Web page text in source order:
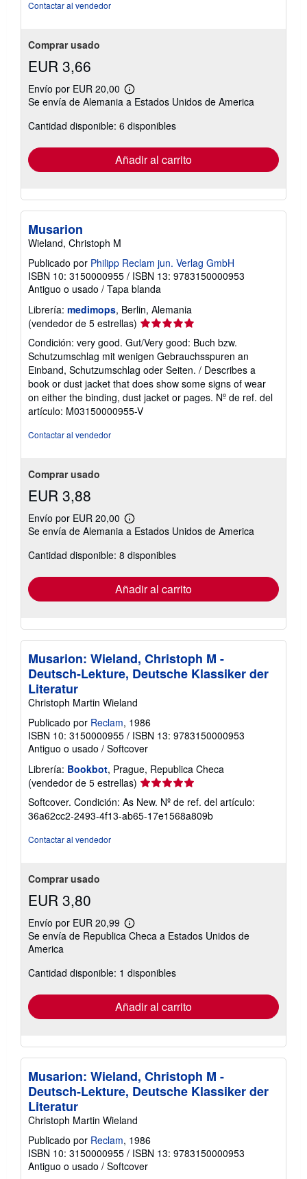
Contactar al vendedor
Comprar usado
EUR 3,66
Envío por EUR 20,00
Más
información
las
tarifas
envío
Se envía de Alemania a Estados Unidos de America
Cantidad disponible: 6 disponibles
Añadir al carrito
Musarion
Wieland, Christoph M
Publicado por Philipp Reclam jun. Verlag GmbH
ISBN 10: 3150000955 / ISBN 13: 9783150000953
Antiguo o usado / Tapa blanda
Librería: medimops, Berlin, Alemania
(vendedor de 5 estrellas) Calificación
del
vendedor:
5
de
5
estrellas
Condición: very good. Gut/Very good: Buch bzw.
Schutzumschlag mit wenigen Gebrauchsspuren an
Einband, Schutzumschlag oder Seiten. / Describes a
book or dust jacket that does show some signs of wear
on either the binding, dust jacket or pages. Nº de ref. del
artículo: M03150000955-V
Contactar al vendedor
Comprar usado
EUR 3,88
Envío por EUR 20,00
Más
información
las
tarifas
envío
Se envía de Alemania a Estados Unidos de America
Cantidad disponible: 8 disponibles
Añadir al carrito
Musarion: Wieland, Christoph M -
Deutsch-Lekture, Deutsche Klassiker der
Literatur
Christoph Martin Wieland
Publicado por Reclam, 1986
ISBN 10: 3150000955 / ISBN 13: 9783150000953
Antiguo o usado / Softcover
Librería: Bookbot, Prague, Republica Checa
(vendedor de 5 estrellas) Calificación
del
vendedor:
5
Softcover. Condición: As New. Nº de ref. del artículo:
36a62cc2-2493-4f13-ab65-17e1568a809b
Contactar al vendedor
Comprar usado
EUR 3,80
Envío por EUR 20,99
Más
información
tarifas
de
Se envía de Republica Checa a Estados Unidos de
America
Cantidad disponible: 1 disponibles
Añadir al carrito
Musarion: Wieland, Christoph M -
Deutsch-Lekture, Deutsche Klassiker der
Literatur
Christoph Martin Wieland
Publicado por Reclam, 1986
ISBN 10: 3150000955 / ISBN 13: 9783150000953
Antiguo o usado / Softcover